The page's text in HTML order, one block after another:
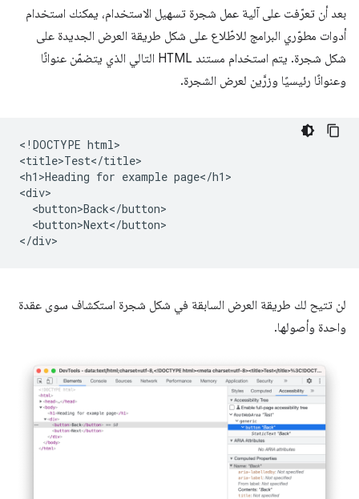
بعد أن تعرّفت على آلية عمل شجرة تسهيل الاستخدام، يمكنك استخدام
أدوات مطوّري البرامج للاطّلاع على شكل طريقة العرض الجديدة على
شكل شجرة. يتم استخدام مستند HTML التالي الذي يتضمّن عنوانًا
وعنوانًا رئيسيًا وزرَّين لعرض الشجرة.
<!DOCTYPE html>
<title>Test</title>
<h1>Heading for example page</h1>
<div>
  <button>Back</button>
  <button>Next</button>
لن تتيح لك طريقة العرض السابقة في شكل شجرة استكشاف سوى عقدة
واحدة وأصولها.